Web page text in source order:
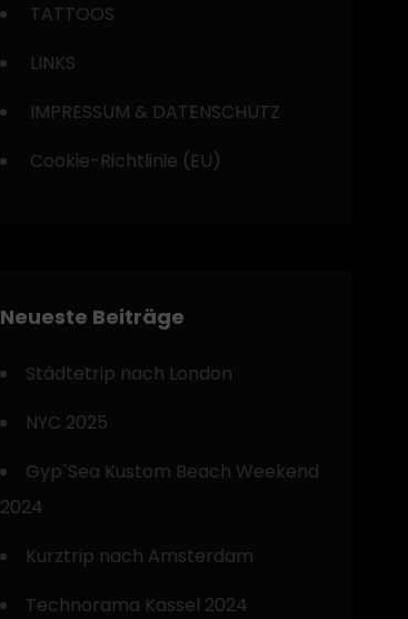
TATTOOS
LINKS
IMPRESSUM & DATENSCHUTZ
Cookie-Richtlinie (EU)
Neueste Beiträge
Städtetrip nach London
NYC 2025
Gyp`Sea Kustom Beach Weekend
2024
Kurztrip nach Amsterdam
Technorama Kassel 2024